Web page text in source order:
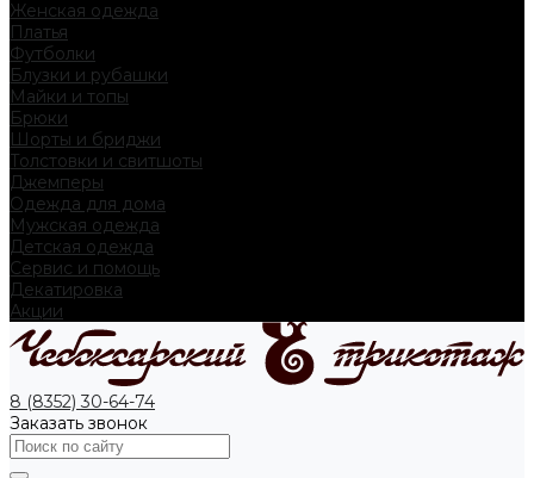
Женская одежда
Платья
Футболки
Блузки и рубашки
Майки и топы
Брюки
Шорты и бриджи
Толстовки и свитшоты
Джемперы
Одежда для дома
Мужская одежда
Детская одежда
Сервис и помощь
Декатировка
Акции
8 (8352) 30-64-74
Заказать звонок